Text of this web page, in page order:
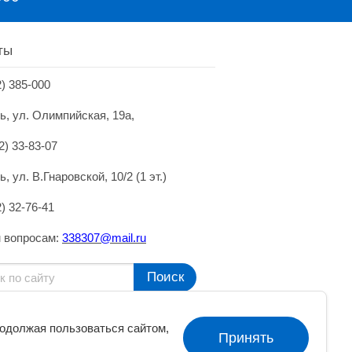
пользоваться сайтом,
Принять
385-000
ул. Олимпийская, 19а,
33-83-07
ул. В.Гнаровской, 10/2 (1 эт.)
32-76-41
338307@mail.ru
Поиск